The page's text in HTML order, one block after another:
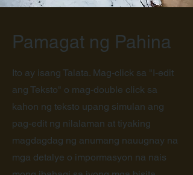
Pamagat ng Pahina
Ito ay isang Talata. Mag-click sa "I-edit
ang Teksto" o mag-double click sa
kahon ng teksto upang simulan ang
pag-edit ng nilalaman at tiyaking
magdagdag ng anumang nauugnay na
mga detalye o impormasyon na nais